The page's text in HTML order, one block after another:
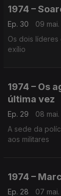
1974 –
Ep. 30
09
Os dois líderes
exílio
1974 – Os
última vez
Ep. 29
08
A sede da
aos militares
1974 –
Ep. 28
07